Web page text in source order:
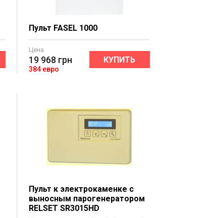
Пульт FASEL 1000
Цена
19 968 грн
384 евро
КУПИТЬ
Пульт к электрокаменке с
выносным парогенератором
RELSET SR3015HD